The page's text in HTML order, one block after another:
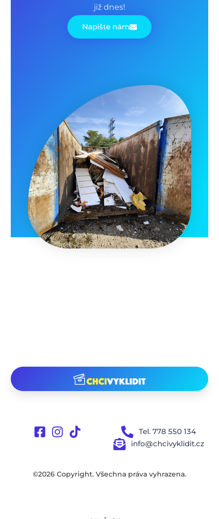
již dnes!
Napište nám
Tel. 778 550 134
info@chcivyklidit.cz
©2026 Copyright. Všechna práva vyhrazena.